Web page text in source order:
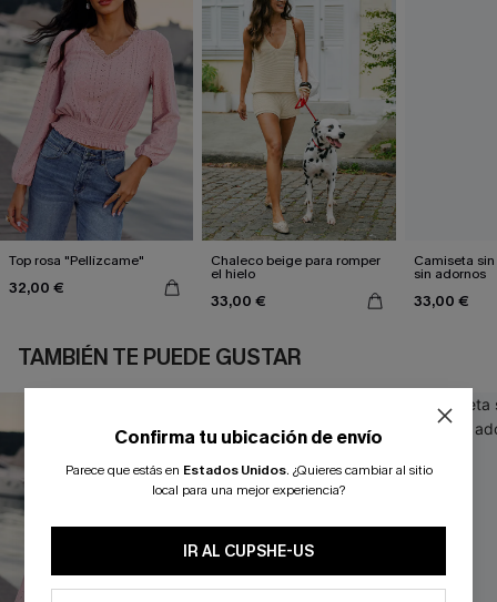
Top rosa "Pellízcame"
32,00 €
Chaleco beige para romper
el hielo
33,00 €
Camiseta
sin adornos
33,00 €
TAMBIÉN TE PUEDE GUSTAR
Confirma tu ubicación de envío
Parece que estás en Estados Unidos. ¿Quieres cambiar al sitio
local para una mejor experiencia?
IR AL CUPSHE-US